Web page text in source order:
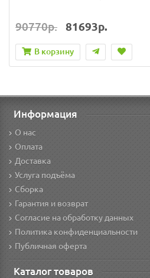
90770р. 81693р.
В корзину
Информация
О нас
Оплата
Доставка
Услуга подъёма
Сборка
Гарантия и возврат
Согласие на обработку данных
Политика конфиденциальности
Публичная оферта
Каталог товаров